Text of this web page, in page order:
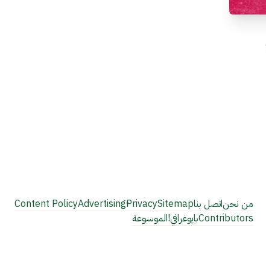
من نحناتصل بناSitemap
Privacy
ِAdvertising
Content Policy
Contributorsبايوغرافي!الموسوعة